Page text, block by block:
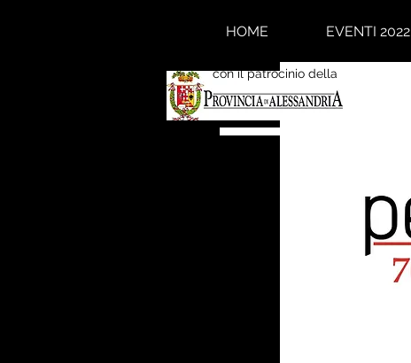
HOME EVENTI 2022
con il patrocinio della